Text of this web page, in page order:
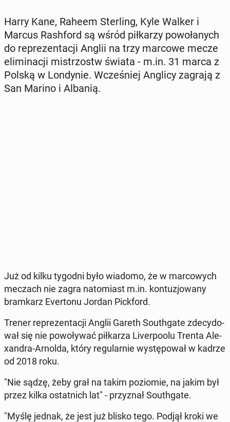
Harry Kane, Raheem Ster­ling, Kyle Walker i
Marcus Ra­sh­ford są wśród pił­ka­rzy po­wo­ła­nych
do re­pre­zen­ta­cji Anglii na trzy marcowe mecze
eli­mi­na­cji mi­strzostw świata - m.in. 31 marca z
Polską w Lon­dy­nie. Wcze­śniej Anglicy zagrają z
San Marino i Albanią.
Już od kilku tygodni było wiadomo, że w mar­co­wych
meczach nie zagra na­to­miast m.in. kon­tu­zjo­wa­ny
bram­karz Ever­to­nu Jordan Pick­ford.
Trener re­pre­zen­ta­cji Anglii Gareth So­uth­ga­te zde­cy­do­
wał się nie po­wo­ły­wać pił­ka­rza Li­ver­po­olu Trenta Ale­
xan­dra-Arnolda, który re­gu­lar­nie wy­stę­po­wał w kadrze
od 2018 roku.
"Nie sądzę, żeby grał na takim po­zio­mie, na jakim był
przez kilka ostat­nich lat" - przy­znał So­uth­ga­te.
"Myślę jednak, że jest już blisko tego. Podjął kroki we